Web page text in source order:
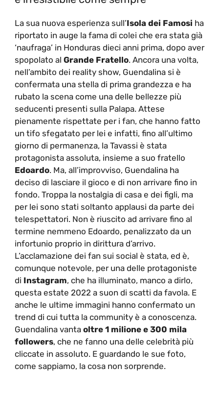
La sua nuova esperienza sull’Isola dei Famosi ha
riportato in auge la fama di colei che era stata già
‘naufraga’ in Honduras dieci anni prima, dopo aver
spopolato al Grande Fratello. Ancora una volta,
nell’ambito dei reality show, Guendalina si è
confermata una stella di prima grandezza e ha
rubato la scena come una delle bellezze più
seducenti presenti sulla Palapa. Attese
pienamente rispettate per i fan, che hanno fatto
un tifo sfegatato per lei e infatti, fino all’ultimo
giorno di permanenza, la Tavassi è stata
protagonista assoluta, insieme a suo fratello
Edoardo. Ma, all’improvviso, Guendalina ha
deciso di lasciare il gioco e di non arrivare fino in
fondo. Troppa la nostalgia di casa e dei figli, ma
per lei sono stati soltanto applausi da parte dei
telespettatori. Non è riuscito ad arrivare fino al
termine nemmeno Edoardo, penalizzato da un
infortunio proprio in dirittura d’arrivo.
L’acclamazione dei fan sui social è stata, ed è,
comunque notevole, per una delle protagoniste
di Instagram, che ha illuminato, manco a dirlo,
questa estate 2022 a suon di scatti da favola. E
anche le ultime immagini hanno confermato un
trend di cui tutta la community è a conoscenza.
Guendalina vanta oltre 1 milione e 300 mila
followers, che ne fanno una delle celebrità più
cliccate in assoluto. E guardando le sue foto,
come sappiamo, la cosa non sorprende.